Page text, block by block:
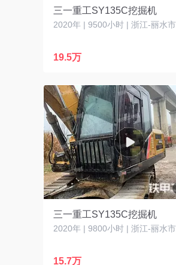
三一重工SY135C挖掘机
2020年 | 9500小时 | 浙江-丽水市
19.5万
三一重工SY135C挖掘机
2020年 | 9800小时 | 浙江-丽水市
15.7万